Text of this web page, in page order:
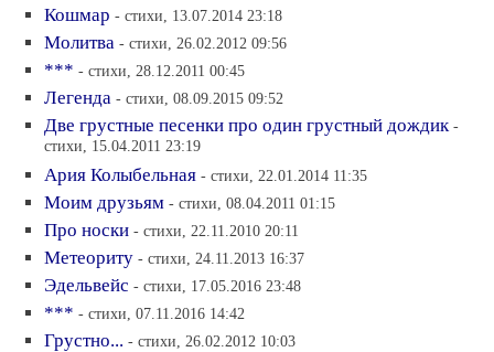
Кошмар - стихи, 13.07.2014 23:18
Молитва - стихи, 26.02.2012 09:56
*** - стихи, 28.12.2011 00:45
Легенда - стихи, 08.09.2015 09:52
Две грустные песенки про один грустный дождик -
стихи, 15.04.2011 23:19
Ария Колыбельная - стихи, 22.01.2014 11:35
Моим друзьям - стихи, 08.04.2011 01:15
Про носки - стихи, 22.11.2010 20:11
Метеориту - стихи, 24.11.2013 16:37
Эдельвейс - стихи, 17.05.2016 23:48
*** - стихи, 07.11.2016 14:42
Грустно... - стихи, 26.02.2012 10:03